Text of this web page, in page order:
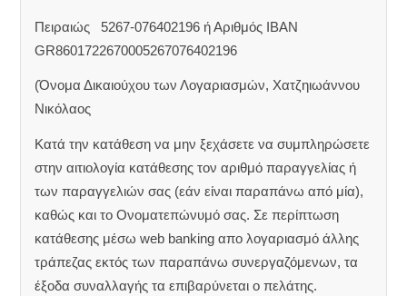
Πειραιώς 5267-076402196 ή Αριθμός IBAN
GR8601722670005267076402196
(Όνομα Δικαιούχου των Λογαριασμών, Χατζηιωάννου
Νικόλαος
Κατά την κατάθεση να μην ξεχάσετε να συμπληρώσετε
στην αιτιολογία κατάθεσης τον αριθμό παραγγελίας ή
των παραγγελιών σας (εάν είναι παραπάνω από μία),
καθώς και το Ονοματεπώνυμό σας. Σε περίπτωση
κατάθεσης μέσω web banking απο λογαριασμό άλλης
τράπεζας εκτός των παραπάνω συνεργαζόμενων, τα
έξοδα συναλλαγής τα επιβαρύνεται ο πελάτης.